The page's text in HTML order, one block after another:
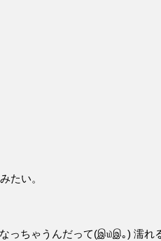
たい。
っちゃうんだって(இ௰இ｡) 濡れ